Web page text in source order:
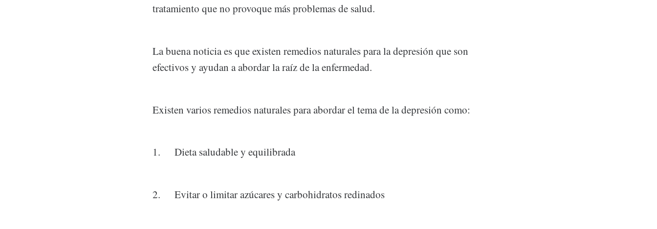
tratamiento que no provoque más problemas de salud.
La buena noticia es que existen remedios naturales para la depresión que son
efectivos y ayudan a abordar la raíz de la enfermedad.
Existen varios remedios naturales para abordar el tema de la depresión como:
1. Dieta saludable y equilibrada
2. Evitar o limitar azúcares y carbohidratos redinados